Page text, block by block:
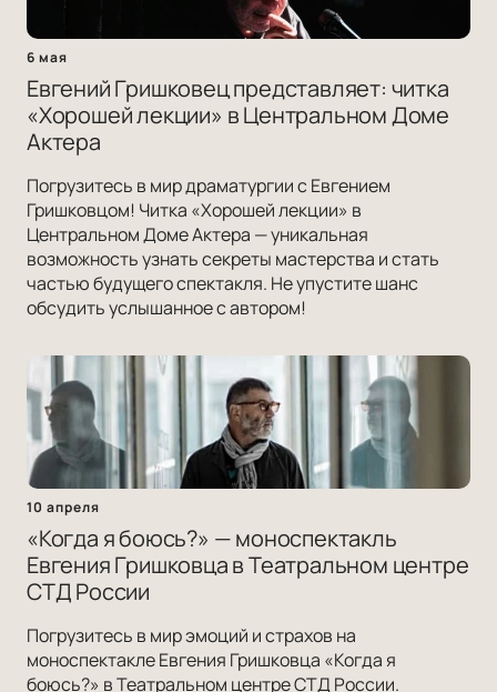
6 мая
Евгений Гришковец представляет: читка
«Хорошей лекции» в Центральном Доме
Актера
Погрузитесь в мир драматургии с Евгением
Гришковцом! Читка «Хорошей лекции» в
Центральном Доме Актера — уникальная
возможность узнать секреты мастерства и стать
частью будущего спектакля. Не упустите шанс
обсудить услышанное с автором!
10 апреля
«Когда я боюсь?» — моноспектакль
Евгения Гришковца в Театральном центре
СТД России
Погрузитесь в мир эмоций и страхов на
моноспектакле Евгения Гришковца «Когда я
боюсь?» в Театральном центре СТД России.